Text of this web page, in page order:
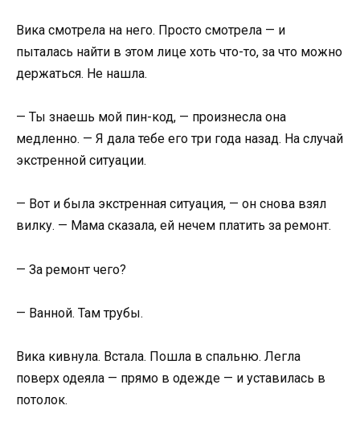
Вика смотрела на него. Просто смотрела — и
пыталась найти в этом лице хоть что-то, за что можно
держаться. Не нашла.
— Ты знаешь мой пин-код, — произнесла она
медленно. — Я дала тебе его три года назад. На случай
экстренной ситуации.
— Вот и была экстренная ситуация, — он снова взял
вилку. — Мама сказала, ей нечем платить за ремонт.
— За ремонт чего?
— Ванной. Там трубы.
Вика кивнула. Встала. Пошла в спальню. Легла
поверх одеяла — прямо в одежде — и уставилась в
потолок.